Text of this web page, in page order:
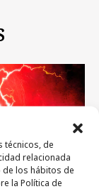
técnicos, de
relacionada
de los hábitos de
la Política de